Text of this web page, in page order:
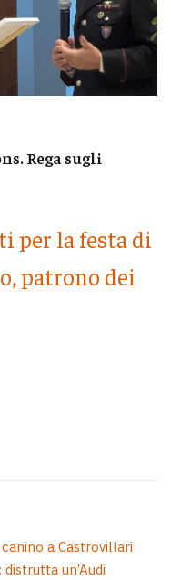
Rega sugli
per la festa di
patrono dei
a Castrovillari
un’Audi